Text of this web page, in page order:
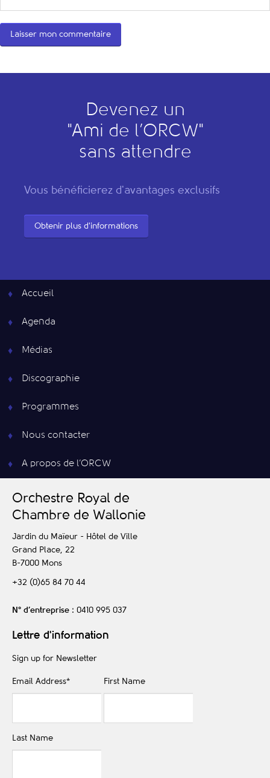
Devenez un
"Ami de l’ORCW"
sans attendre
Vous bénéficierez d'avantages exclusifs
Obtenir plus d'informations
Accueil
Agenda
Médias
Discographie
Programmes
Nous contacter
A propos de l’ORCW
Orchestre Royal de
Chambre de Wallonie
Jardin du Maïeur - Hôtel de Ville
Grand Place, 22
B-7000 Mons
+32 (0)65 84 70 44
N° d’entreprise : 0410 995 037
Lettre d'information
Sign up for Newsletter
Email Address* First Name
Last Name